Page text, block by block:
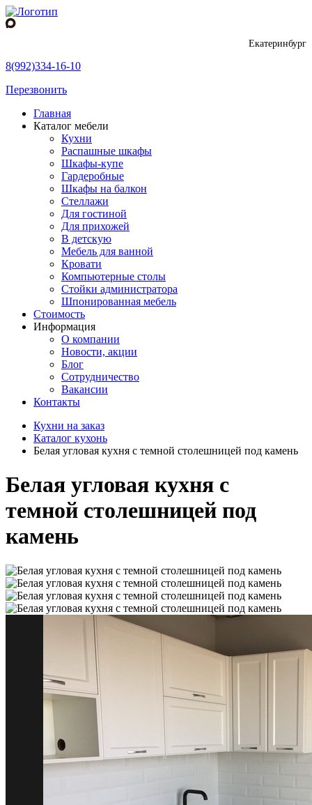
Екатеринбург
8(992)334-16-10
Перезвонить
Главная
Каталог мебели
Кухни
Распашные шкафы
Шкафы-купе
Гардеробные
Шкафы на балкон
Стеллажи
Для гостиной
Для прихожей
В детскую
Мебель для ванной
Кровати
Компьютерные столы
Стойки администратора
Шпонированная мебель
Стоимость
Информация
О компании
Новости, акции
Блог
Сотрудничество
Вакансии
Контакты
Кухни на заказ
Каталог кухонь
Белая угловая кухня с темной столешницей под камень
Белая угловая кухня с
темной столешницей под
камень